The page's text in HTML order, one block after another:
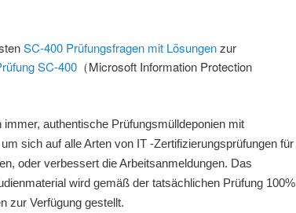
SC-400 Prüfungsfragen mit Lösungenzur
SC-400 （Microsoft Information Protection
authentische Prüfungsmülldeponien mit
sich auf alle Arten von IT -Zertifizierungsprüfungen für
oder verbessert die Arbeitsanmeldungen. Das
wird gemäß der tatsächlichen Prüfung 100%
zur Verfügung gestellt.